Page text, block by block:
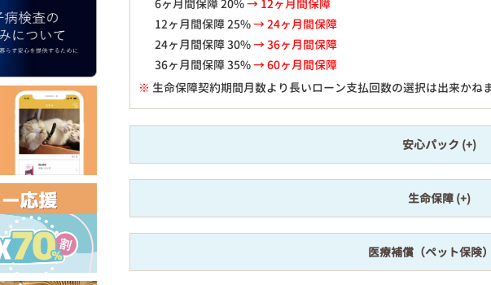
6ヶ月間保障 20%→ 12ヶ月間保障
12ヶ月間保障 25%→ 24ヶ月間保障
24ヶ月間保障 30%→ 36ヶ月間保障
36ヶ月間保障 35%→ 60ヶ月間保障
※ 生命保障契約期間月数より長いローン支払回数の選択は出来かね
安心パック
生命保障
医療補償（ペット保険